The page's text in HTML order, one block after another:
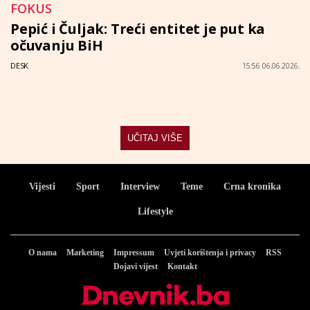
FOKUS
Pepić i Čuljak: Treći entitet je put ka
očuvanju BiH
DESK 15:56 06.06.2026.
UČITAJ VIŠE
Vijesti Sport Interview Teme Crna kronika
Lifestyle
O nama Marketing Impressum Uvjeti korištenja i privacy
RSS
Dojavi vijest
Kontakt